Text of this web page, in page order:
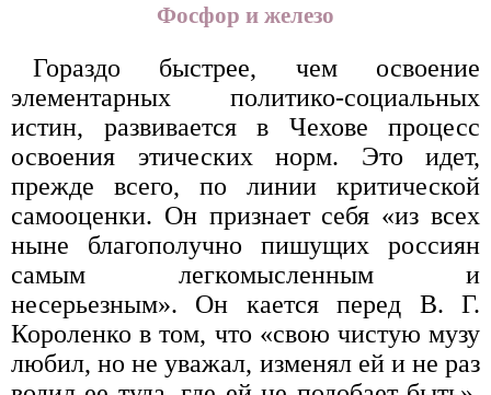
Фосфор и железо
Гораздо быстрее, чем освоение
элементарных политико-социальных
истин, развивается в Чехове процесс
освоения этических норм. Это идет,
прежде всего, по линии критической
самооценки. Он признает себя «из всех
ныне благополучно пишущих россиян
самым легкомысленным и
несерьезным». Он кается перед В. Г.
Короленко в том, что «свою чистую музу
любил, но не уважал, изменял ей и не раз